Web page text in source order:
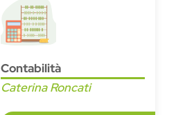
Contabilità
Caterina Roncati